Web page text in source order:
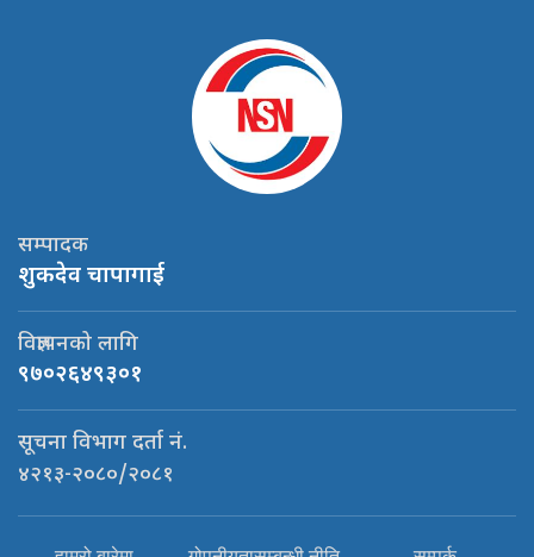
सम्पादक
शुकदेव चापागाई
विज्ञापनको लागि
९७०२६४९३०१
सूचना विभाग दर्ता नं.
४२१३-२०८०/२०८१